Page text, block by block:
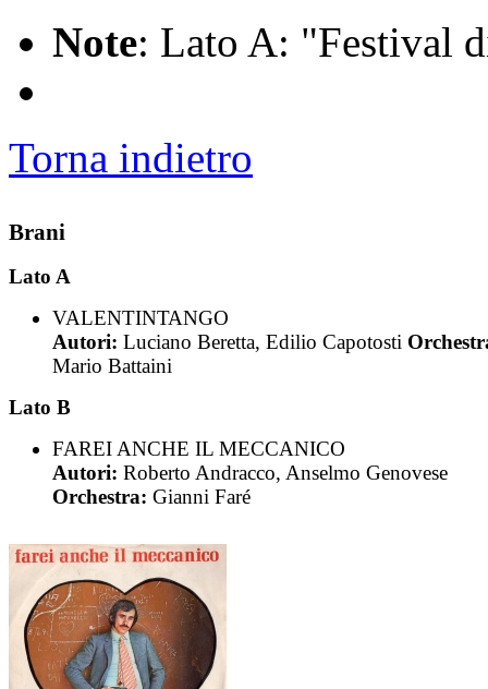
Note: Lato A: "Festival
Torna indietro
Brani
Lato A
VALENTINTANGO
Autori: Luciano Beretta, Edilio Capotosti
Mario Battaini
Lato B
FAREI ANCHE IL MECCANICO
Autori: Roberto Andracco, Anselmo Genovese
Orchestra: Gianni Faré